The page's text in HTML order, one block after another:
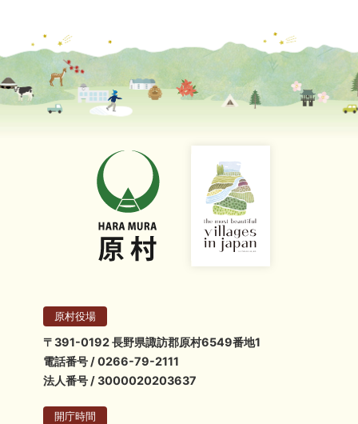
原村役場
〒391-0192 長野県諏訪郡原村6549番地1
電話番号 / 0266-79-2111
法人番号 / 3000020203637
開庁時間